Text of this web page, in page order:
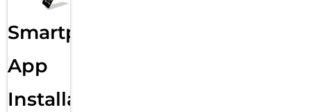
Smartphone
App
Installation